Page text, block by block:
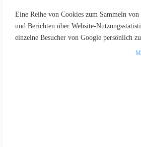
Professionelle 2K-QHD-Webcam
Eine Reihe von Cookies zum Sammeln
und Berichten über Website-
einzelne Besucher von Google persönlich